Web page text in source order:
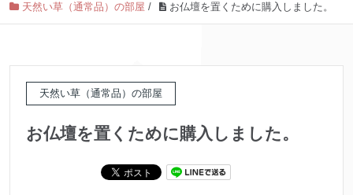
天然い草（通常品）の部屋 / お仏壇を置くために購入しました。
天然い草（通常品）の部屋
お仏壇を置くために購入しました。